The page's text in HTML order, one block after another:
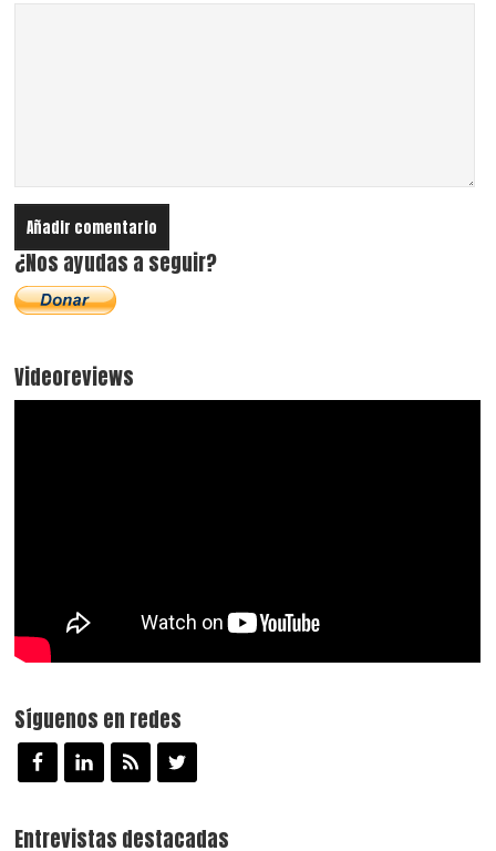
¿Nos ayudas a seguir?
Videoreviews
Síguenos en redes
Entrevistas destacadas